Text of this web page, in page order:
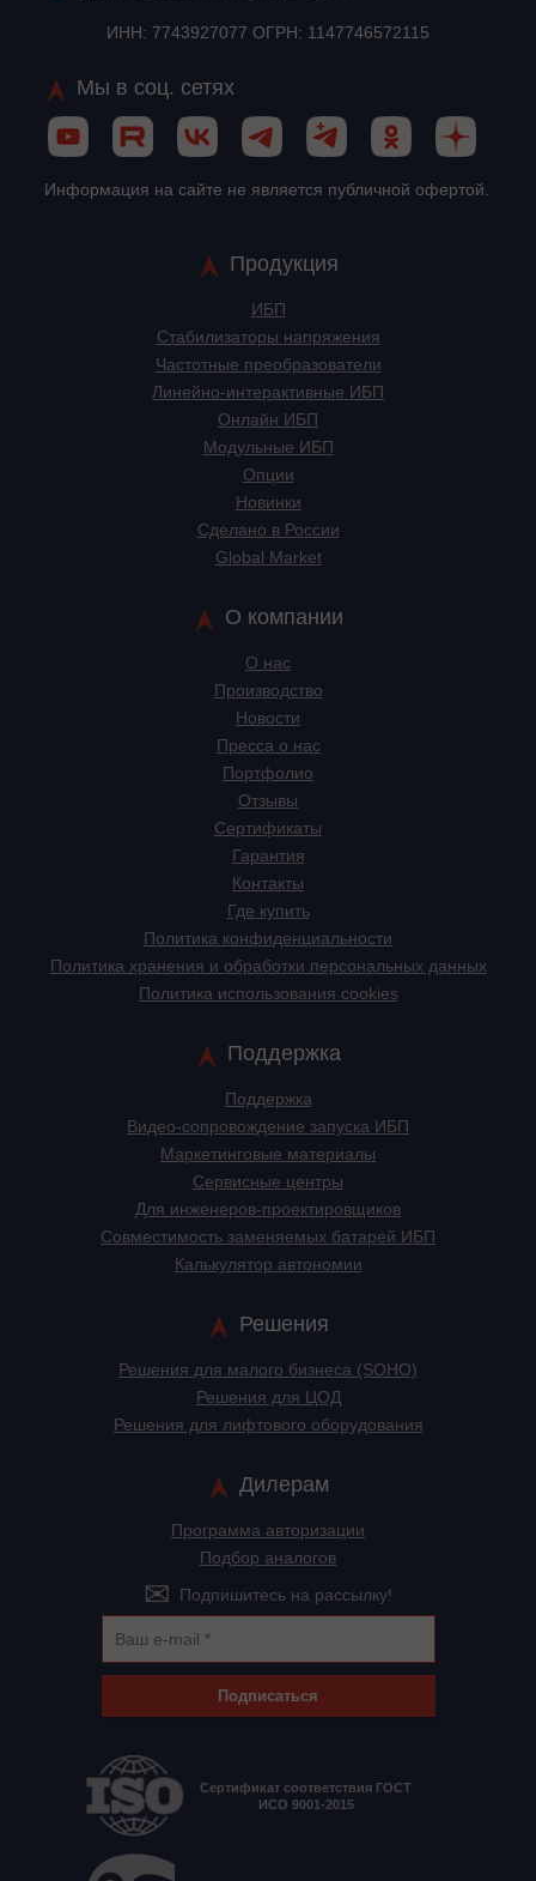
ИНН: 7743927077 ОГРН: 1147746572115
Мы в соц. сетях
Информация на сайте не является публичной офертой.
Продукция
ИБП
Стабилизаторы напряжения
Частотные преобразователи
Линейно-интерактивные ИБП
Онлайн ИБП
Модульные ИБП
Опции
Новинки
Сделано в России
Global Market
О компании
О нас
Производство
Новости
Пресса о нас
Портфолио
Отзывы
Сертификаты
Гарантия
Контакты
Где купить
Политика конфиденциальности
Политика хранения и обработки персональных данных
Политика использования cookies
Поддержка
Поддержка
Видео-сопровождение запуска ИБП
Маркетинговые материалы
Сервисные центры
Для инженеров-проектировщиков
Cовместимость заменяемых батарей ИБП
Калькулятор автономии
Решения
Решения для малого бизнеса (SOHO)
Решения для ЦОД
Решения для лифтового оборудования
Дилерам
Программа авторизации
Подбор аналогов
Подпишитесь на рассылку!
Подписаться
Сертификат соответствия ГОСТ
ИСО 9001-2015